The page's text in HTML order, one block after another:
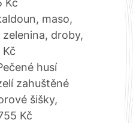
Kč
maso,
droby,
husí
zahuštěné
šišky,
Kč